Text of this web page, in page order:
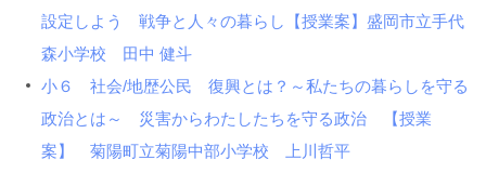
設定しよう 戦争と人々の暮らし【授業案】盛岡市立手代
森小学校 田中 健斗
小６ 社会/地歴公民 復興とは？～私たちの暮らしを守る
政治とは～ 災害からわたしたちを守る政治 【授業
案】 菊陽町立菊陽中部小学校 上川哲平